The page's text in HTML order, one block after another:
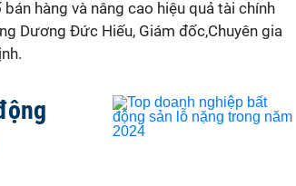
hàng và nâng cao hiệu quả tài chính
Dương Đức Hiếu, Giám đốc,Chuyên gia